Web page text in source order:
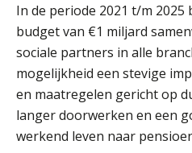
In de periode 2021 t/m
budget van €1 miljard
sociale partners in alle
mogelijkheid een stevige
en maatregelen gericht op
langer doorwerken en een
werkend leven naar